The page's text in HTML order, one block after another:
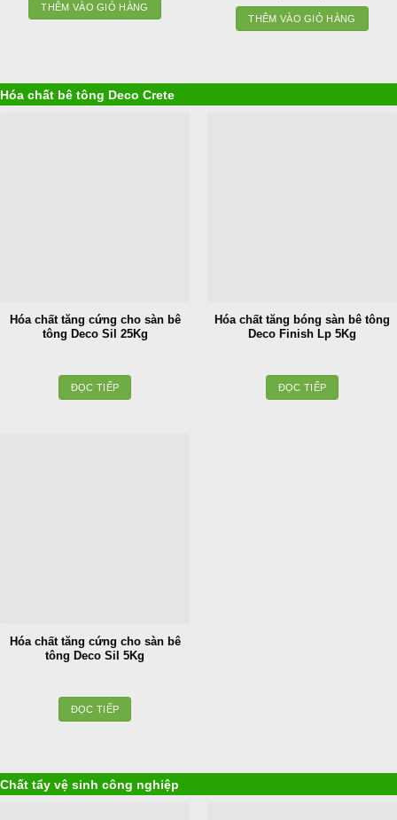
THÊM VÀO GIỎ HÀNG
2.500.000 ₫.
THÊM VÀO GIỎ HÀNG
Hóa chất bê tông Deco Crete
Hóa chất tăng cứng cho sàn bê
tông Deco Sil 25Kg
ĐỌC TIẾP
Hóa chất tăng bóng sàn bê tông
Deco Finish Lp 5Kg
ĐỌC TIẾP
Hóa chất tăng cứng cho sàn bê
tông Deco Sil 5Kg
ĐỌC TIẾP
Chất tẩy vệ sinh công nghiệp